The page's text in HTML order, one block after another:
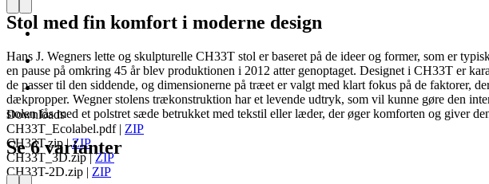
Downloads
CH33T_Ecolabel.pdf| ZIP
CH33T.zip|ZIP
CH33T_3D.zip|ZIP
CH33T-2D.zip | ZIP
Stol med fin komfort i moderne design
Hans J. Wegners lette og skulpturelle CH33T stol er baseret på de ideer og former, som er
en pause på omkring 45 år blev produktionen i 2012 atter genoptaget. Designet i CH33T er
de passer til den siddende, og dimensionerne på træet er valgt med klart fokus på de
dækpropper. Wegner stolens trækonstruktion har et levende udtryk, som vil kunne gøre den
stolen fås med et polstret sæde betrukket med tekstil eller læder, der øger komforten og giver
Se 6 varianter